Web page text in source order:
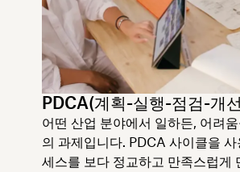
PDCA(계획-실행-점검-개
어떤 산업 분야에서 일하든, 어려
의 과제입니다. PDCA 사이클을
세스를 보다 정교하고 만족스럽게